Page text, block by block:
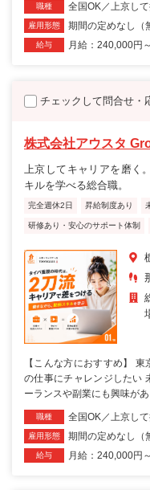
職種 全国OK／上京し
雇用形態 期間の定めなし（
給与 月給：240,000円
チェックして問合せ・
株式会社アウスタ
上京してキャリアを磨く
キルを学べる総合職。
完全週休2日 昇給制度あり
研修あり・安心のサポート体制
【こんな方におすすめ】
の仕事にチャレンジしたい
ーランスや副業にも興味があ...
職種 全国OK／上京し
雇用形態 期間の定めなし（
給与 月給：240,000円